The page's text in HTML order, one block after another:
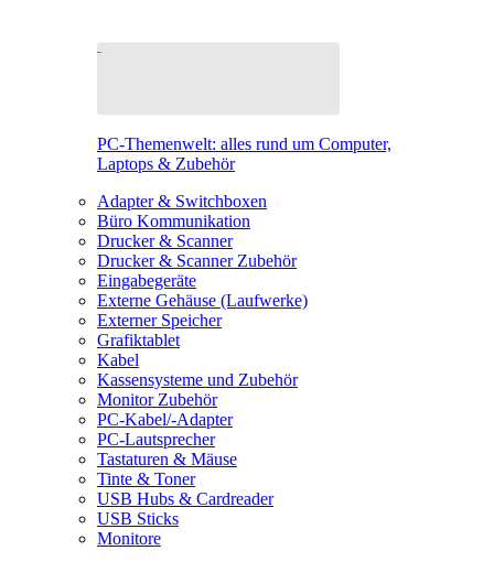
PC-Themenwelt: alles rund um Computer,
Laptops & Zubehör
Adapter & Switchboxen
Büro Kommunikation
Drucker & Scanner
Drucker & Scanner Zubehör
Eingabegeräte
Externe Gehäuse (Laufwerke)
Externer Speicher
Grafiktablet
Kabel
Kassensysteme und Zubehör
Monitor Zubehör
PC-Kabel/-Adapter
PC-Lautsprecher
Tastaturen & Mäuse
Tinte & Toner
USB Hubs & Cardreader
USB Sticks
Monitore